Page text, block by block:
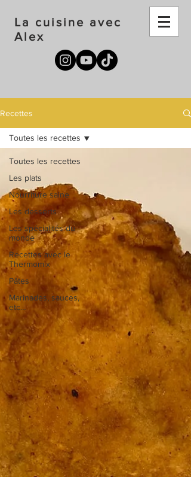
La cuisine avec
Alex
Recettes
Toutes les recettes
Les plats
Nourriture saine
Les desserts
Les spécialités du
monde
Recettes avec le
Thermomix
Pâtes
Marinades, sauces,
etc…
Toutes les recettes